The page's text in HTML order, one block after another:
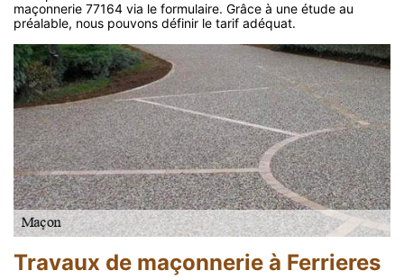
maçonnerie 77164 via le formulaire. Grâce à une étude au
préalable, nous pouvons définir le tarif adéquat.
Travaux de maçonnerie à Ferrieres